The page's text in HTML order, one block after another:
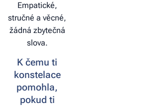
Empatické,
stručné a věcné,
žádná zbytečná
slova.
K čemu ti
konstelace
pomohla,
pokud ti